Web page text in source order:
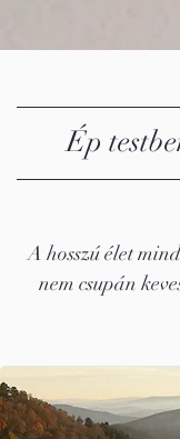
Ép
A hosszú élet
nem csupán